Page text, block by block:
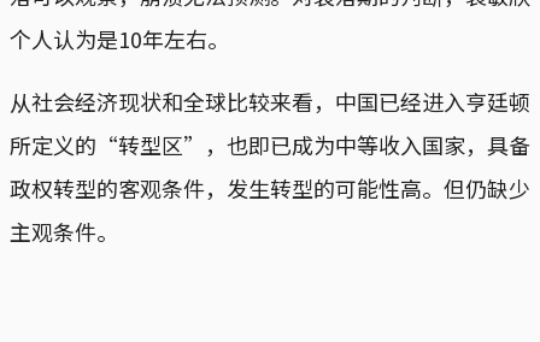
个人认为是10年左右。
从社会经济现状和全球比较来看，中国已经进入亨廷顿
所定义的“转型区”，也即已成为中等收入国家，具备
政权转型的客观条件，发生转型的可能性高。但仍缺少
主观条件。